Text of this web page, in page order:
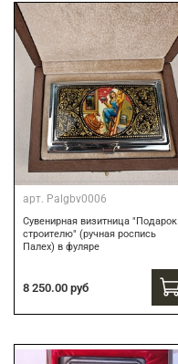
арт. Palgbv0006
Сувенирная визитница "Подарок
строителю" (ручная роспись
Палех) в фуляре
8 250.00 руб